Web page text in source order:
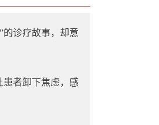
的诊疗故事，却意
患者卸下焦虑，感